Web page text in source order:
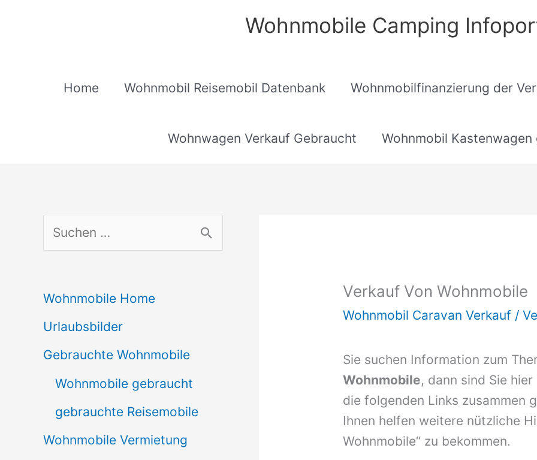
Wohnmobile Camping
Home Wohnmobil Reisemobil Datenbank Wohnmobilfinanzierung der
Wohnwagen Verkauf Gebraucht Wohnmobil
u
h
e
n
Wohnmobile Home
Urlaubsbilder
Gebrauchte Wohnmobile
Wohnmobile gebraucht
gebrauchte Reisemobile
Wohnmobile Vermietung
Verkauf Von Wohnmobile
Wohnmobil Caravan Verkauf /
Sie suchen Information zum
Wohnmobile, dann sind Sie
die folgenden Links zusammen
Ihnen helfen weitere nützliche
Wohnmobile“ zu bekommen.